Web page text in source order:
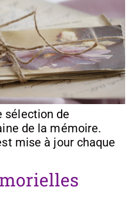
sélection de
de la mémoire.
mise à jour chaque